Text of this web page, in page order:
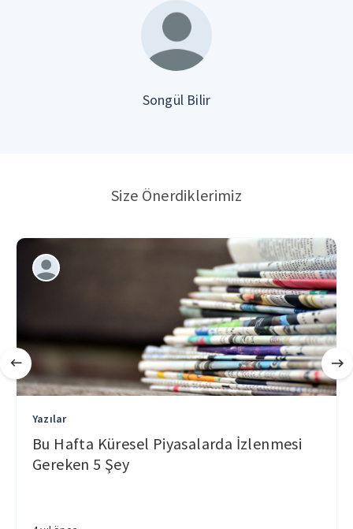
Songül Bilir
Size Önerdiklerimiz
Yazılar
Bu Hafta Küresel Piyasalarda İzlenmesi
Gereken 5 Şey